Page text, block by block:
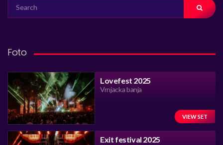
FOR:
Foto
Lovefest 2025
Vrnjacka banja
VIEW SET
Exit festival 2025